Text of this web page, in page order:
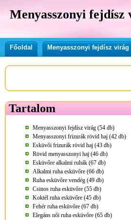
Menyasszonyi fejdísz
Főoldal Menyasszonyi fejdísz virág
Tartalom
Menyasszonyi fejdísz virág (54 db)
Menyasszonyi frizurák rövid haj (42 db)
Esküvői frizurák rövid haj (43 db)
Rövid menyasszonyi haj (46 db)
Esküvőre alkalmi ruhák (67 db)
Alkalmi ruha esküvőre (66 db)
Ruha esküvőre vendég (49 db)
Csinos ruha esküvőre (55 db)
Koktél ruha esküvőre (45 db)
Fehér ruha esküvőre (67 db)
Elegáns női ruha esküvőre (65 db)